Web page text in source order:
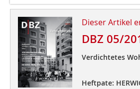
Dieser Artikel
DBZ 05/
Verdichtetes
Heftpate: